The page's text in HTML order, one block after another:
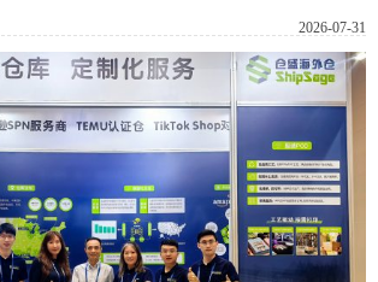
2026-07-31